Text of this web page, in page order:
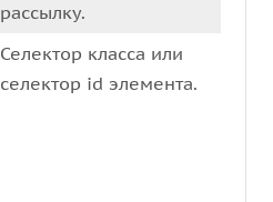
рассылку.
Селектор класса или
селектор id элемента.